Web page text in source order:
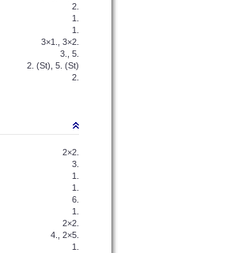
2.
1.
1.
3×1., 3×2.
3., 5.
2. (St), 5. (St)
2.
2×2.
3.
1.
1.
6.
1.
2×2.
4., 2×5.
1.